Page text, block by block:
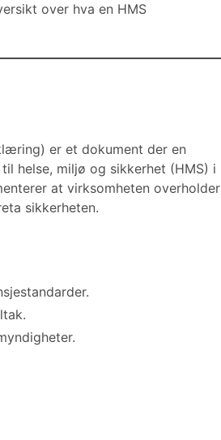
over hva en HMS
er et dokument der en
helse, miljø og sikkerhet (HMS) i
at virksomheten overholder
sikkerheten.